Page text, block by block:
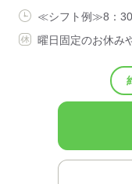
≪シフト例≫8：30
曜日固定のお休み